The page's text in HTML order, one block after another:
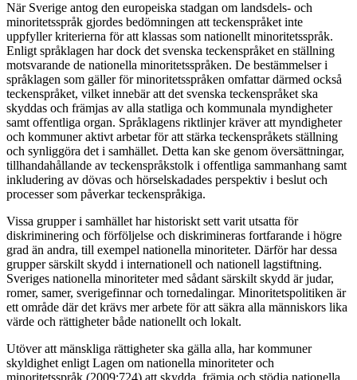
När Sverige antog den europeiska stadgan om landsdels- och
minoritetsspråk gjordes bedömningen att teckenspråket inte
uppfyller kriterierna för att klassas som nationellt minoritetsspråk.
Enligt språklagen har dock det svenska teckenspråket en ställning
motsvarande de nationella minoritetsspråken. De bestämmelser i
språklagen som gäller för minoritetsspråken omfattar därmed också
teckenspråket, vilket innebär att det svenska teckenspråket ska
skyddas och främjas av alla statliga och kommunala myndigheter
samt offentliga organ. Språklagens riktlinjer kräver att myndigheter
och kommuner aktivt arbetar för att stärka teckenspråkets ställning
och synliggöra det i samhället. Detta kan ske genom översättningar,
tillhandahållande av teckenspråkstolk i offentliga sammanhang samt
inkludering av dövas och hörselskadades perspektiv i beslut och
processer som påverkar teckenspråkiga.
Vissa grupper i samhället har historiskt sett varit utsatta för
diskriminering och förföljelse och diskrimineras fortfarande i högre
grad än andra, till exempel nationella minoriteter. Därför har dessa
grupper särskilt skydd i internationell och nationell lagstiftning.
Sveriges nationella minoriteter med sådant särskilt skydd är judar,
romer, samer, sverigefinnar och tornedalingar. Minoritetspolitiken är
ett område där det krävs mer arbete för att säkra alla människors lika
värde och rättigheter både nationellt och lokalt.
Utöver att mänskliga rättigheter ska gälla alla, har kommuner
skyldighet enligt Lagen om nationella minoriteter och